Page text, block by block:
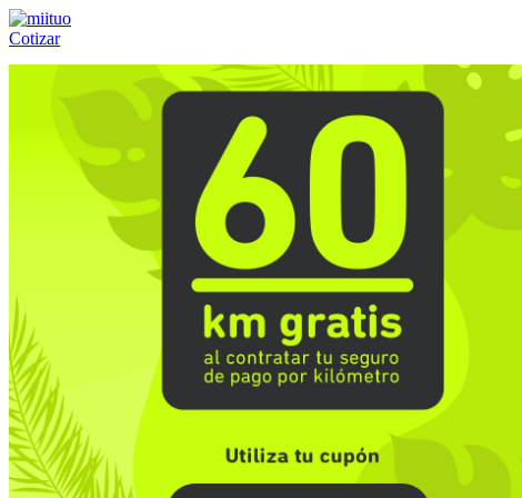
Cotizar
(55) 84-21-05-00ó800-953-00-59